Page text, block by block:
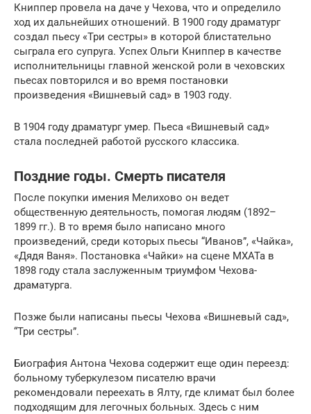
Книппер провела на даче у Чехова, что и определило
ход их дальнейших отношений. В 1900 году драматург
создал пьесу «Три сестры» в которой блистательно
сыграла его супруга. Успех Ольги Книппер в качестве
исполнительницы главной женской роли в чеховских
пьесах повторился и во время постановки
произведения «Вишневый сад» в 1903 году.
В 1904 году драматург умер. Пьеса «Вишневый сад»
стала последней работой русского классика.
Поздние годы. Смерть писателя
После покупки имения Мелихово он ведет
общественную деятельность, помогая людям (1892–
1899 гг.). В то время было написано много
произведений, среди которых пьесы “Иванов”, «Чайка»,
«Дядя Ваня». Постановка «Чайки» на сцене МХАТа в
1898 году стала заслуженным триумфом Чехова-
драматурга.
Позже были написаны пьесы Чехова «Вишневый сад»,
“Три сестры”.
Биография Антона Чехова содержит еще один переезд:
больному туберкулезом писателю врачи
рекомендовали переехать в Ялту, где климат был более
подходящим для легочных больных. Здесь с ним